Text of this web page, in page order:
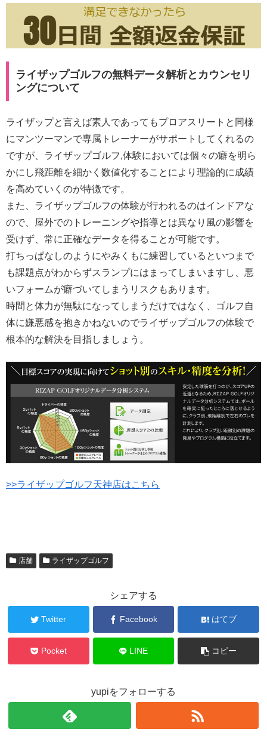
ライザップゴルフの無料データ解析とカウンセリ
ングについて
ライザップと言えば素人であってもプロアスリートと同様
にマンツーマンで専属トレーナーがサポートしてくれるの
ですが、ライザップゴルフ,体験においては個々の癖を明ら
かにし飛距離を細かく数値化することにより理論的に成績
を高めていくのが特徴です。
また、ライザップゴルフの体験が行われるのはインドアな
ので、屋外でのトレーニングや指導とは異なり風の影響を
受けず、常に正確なデータを得ることが可能です。
打ちっぱなしのようにやみくもに練習しているといつまで
も課題点がわからずスランプにはまってしまいますし、悪
いフォームが癖づいてしまうリスクもあります。
時間と体力が無駄になってしまうだけではなく、ゴルフ自
体に嫌悪感を抱きかねないのでライザップゴルフの体験で
根本的な解決を目指しましょう。
>>ライザップゴルフ天神店はこちら
店舗 ライザップゴルフ
シェアする
Twitter Facebook はてブ
Pocket LINE コピー
yupiをフォローする